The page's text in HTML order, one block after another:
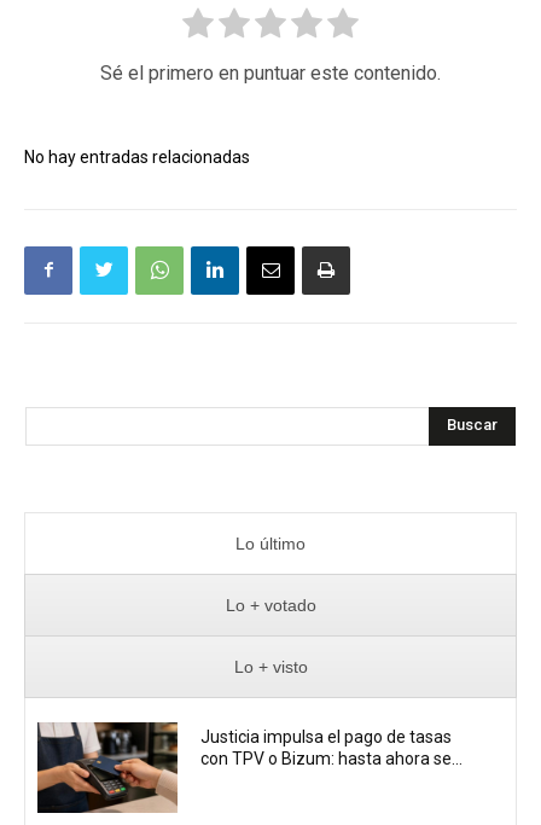
Sé el primero en puntuar este contenido.
No hay entradas relacionadas
Buscar
Lo último
Lo + votado
Lo + visto
Justicia impulsa el pago de tasas
con TPV o Bizum: hasta ahora se...